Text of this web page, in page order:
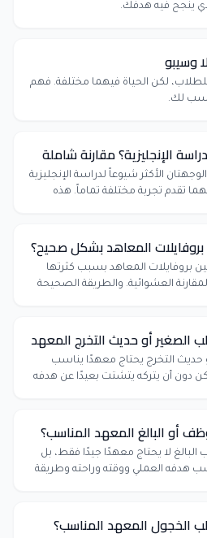
ينجح فيه هدفك.
وسيبو
لكن الحياة فيهما مختلفة. فهم
لك.
الإنجليزية؟ مقارنة شاملة
الأكثر شيوعاً لدراسة الإنجليزية
تقدم تجربة مختلفة تماماً. هذه
المعاهد بشكل صحيح؟
بروفايلات المعاهد بسبب كثرتها
العشوائية. والطريقة الصحيحة
الصغير أو حديث التخرج المعهد
حديث التخرج يحتاج معهدًا يناسب
دون أن يتركه يتشتت بعيدًا عن هدفه
أو البالغ المعهد المناسب؟
البالغ لا يحتاج معهدًا جيدًا فقط، بل
هدفه العملي ووقته وراحته وطريقة
الخجول المعهد المناسب؟